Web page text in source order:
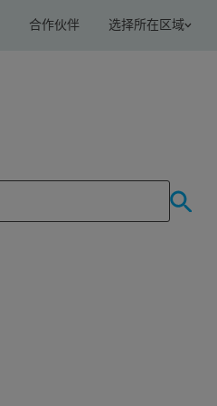
合作伙伴 选择所在区域